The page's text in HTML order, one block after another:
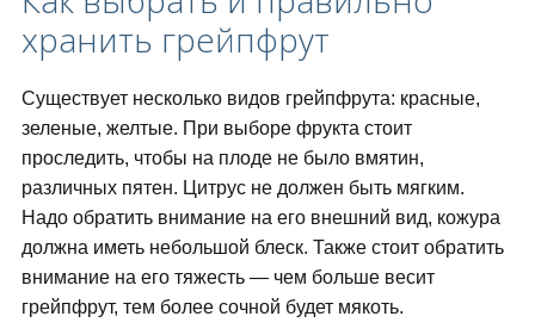
хранить грейпфрут
Существует несколько видов грейпфрута: красные,
зеленые, желтые. При выборе фрукта стоит
проследить, чтобы на плоде не было вмятин,
различных пятен. Цитрус не должен быть мягким.
Надо обратить внимание на его внешний вид, кожура
должна иметь небольшой блеск. Также стоит обратить
внимание на его тяжесть — чем больше весит
грейпфрут, тем более сочной будет мякоть.